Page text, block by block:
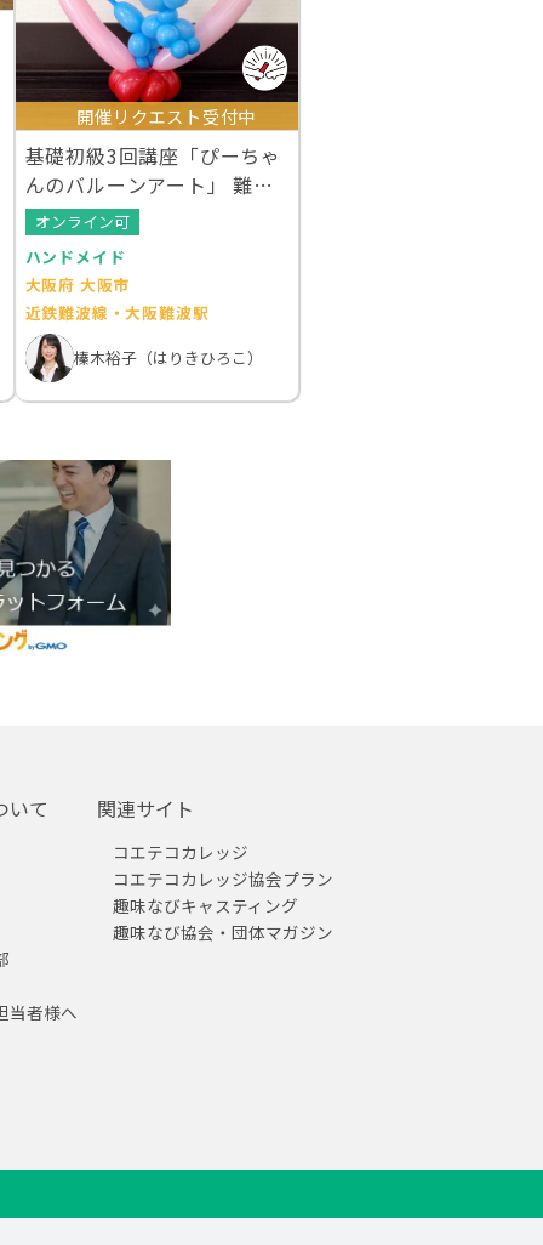
開催リクエスト受付中
基礎初級3回講座「ぴーちゃ
んのバルーンアート」 難波
教室
オンライン可
ハンドメイド
大阪府 大阪市
近鉄難波線・大阪難波駅
榛木裕子（はりきひろこ）
いて
当者様へ
関連サイト
コエテコカレッジ
コエテコカレッジ協会プラン
趣味なびキャスティング
趣味なび協会・団体マガジン